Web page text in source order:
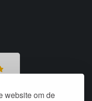
website om de